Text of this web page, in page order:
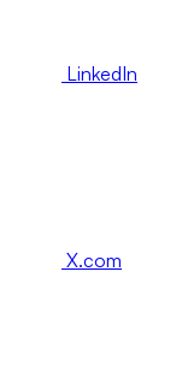
LinkedIn
X.com